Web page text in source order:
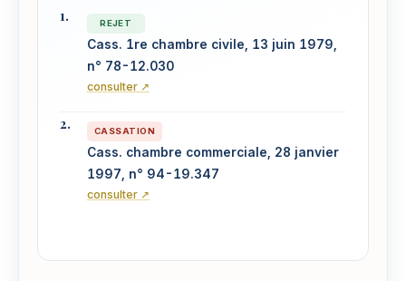
REJET
Cass. 1re chambre civile, 13 juin 1979,
n° 78-12.030
consulter ↗
CASSATION
Cass. chambre commerciale, 28 janvier
1997, n° 94-19.347
consulter ↗